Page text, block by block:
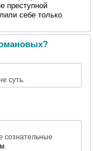
преступной
себе только
суть.
сознательные